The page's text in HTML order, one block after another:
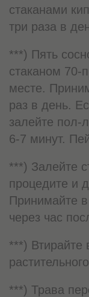
стаканами
три раза в
***) Пять
стаканом 70-
месте.
раз в день.
залейте пол-
6-7 минут.
***) Залейте
процедите и
Принимайте
через час
***) Втирайте
***) Трава